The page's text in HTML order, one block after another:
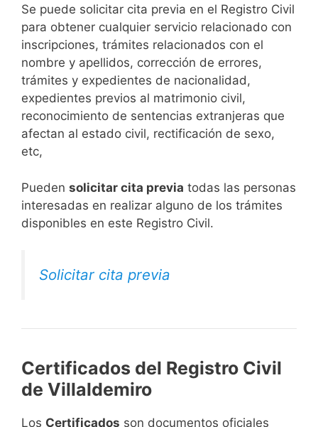
Se puede solicitar cita previa en el Registro Civil
para obtener cualquier servicio relacionado con
inscripciones, trámites relacionados con el
nombre y apellidos, corrección de errores,
trámites y expedientes de nacionalidad,
expedientes previos al matrimonio civil,
reconocimiento de sentencias extranjeras que
afectan al estado civil, rectificación de sexo,
etc,
​Pueden solicitar cita previa todas las personas
interesadas en realizar alguno de los trámites
disponibles en este Registro Civil.​
Solicitar cita previa
Certificados del Registro Civil
de Villaldemiro
Los Certificados son documentos oficiales